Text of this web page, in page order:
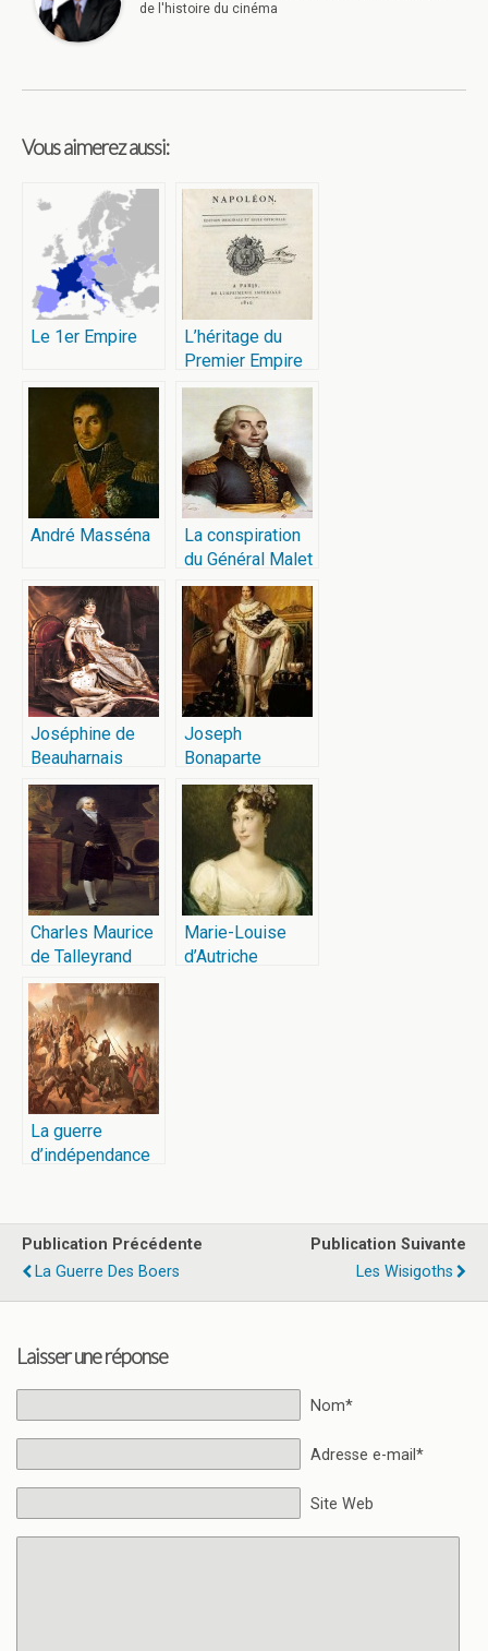
de l'histoire du cinéma
Vous aimerez aussi:
Le 1er Empire
L’héritage du
Premier Empire
André Masséna
La conspiration
du Général Malet
Joséphine de
Beauharnais
Joseph
Bonaparte
Charles Maurice
de Talleyrand
Marie-Louise
d’Autriche
La guerre
d’indépendance
Publication Précédente
La Guerre Des Boers
Publication Suivante
Les Wisigoths
Laisser une réponse
Nom*
Adresse e-mail*
Site Web